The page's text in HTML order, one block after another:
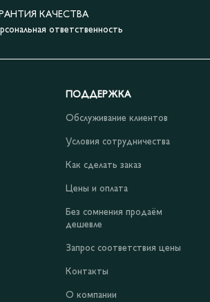
КАЧЕСТВА
ответственность
ПОДДЕРЖКА
Обслуживание клиентов
Условия сотрудничества
Как сделать заказ
Цены и оплата
Без сомнения продаём
дешевле
Запрос соответствия цены
Контакты
О компании